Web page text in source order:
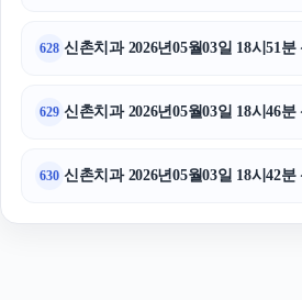
628 신촌치과 2026년05월03일 18시51
629 신촌치과 2026년05월03일 18시46
630 신촌치과 2026년05월03일 18시42